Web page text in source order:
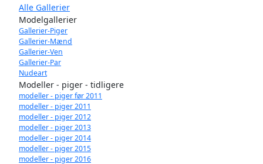
Alle Gallerier
Modelgallerier
Gallerier-Piger
Gallerier-Mænd
Gallerier-Ven
Gallerier-Par
Nudeart
Modeller - piger - tidligere
modeller - piger før 2011
modeller - piger 2011
modeller - piger 2012
modeller - piger 2013
modeller - piger 2014
modeller - piger 2015
modeller - piger 2016